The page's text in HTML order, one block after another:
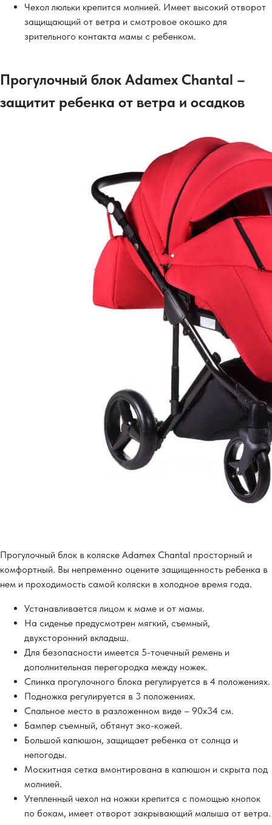
Чехол люльки крепится молнией. Имеет высокий отворот
защищающий от ветра и смотровое окошко для
зрительного контакта мамы с ребенком.
Прогулочный блок Adamex Chantal –
защитит ребенка от ветра и осадков
Прогулочный блок в коляске Adamex Chantal просторный и
комфортный. Вы непременно оцените защищенность ребенка в
нем и проходимость самой коляски в холодное время года.
Устанавливается лицом к маме и от мамы.
На сиденье предусмотрен мягкий, съемный,
двухсторонний вкладыш.
Для безопасности имеется 5-точечный ремень и
дополнительная перегородка между ножек.
Спинка прогулочного блока регулируется в 4 положениях.
Подножка регулируется в 3 положениях.
Спальное место в разложенном виде – 90х34 см.
Бампер съемный, обтянут эко-кожей.
Большой капюшон, защищает ребенка от солнца и
непогоды.
Москитная сетка вмонтирована в капюшон и скрыта под
молнией.
Утепленный чехол на ножки крепится с помощью кнопок
по бокам, имеет отворот закрывающий малыша от ветра.